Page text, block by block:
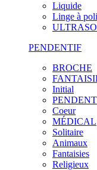
Liquide
Linge à
PENDENTIF
BROCHE
Initial
Coeur
MÉDICAL
Solitaire
Animaux
Fantaisies
Religieux